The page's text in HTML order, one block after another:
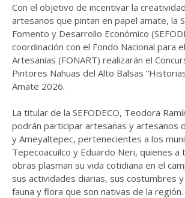
Con el objetivo de incentivar la
artesanos que pintan en papel amate, la
Fomento y Desarrollo Económico
coordinación con el Fondo Nacional para
Artesanías (FONART) realizarán el
Pintores Nahuas del Alto Balsas
Amate 2026.
La titular de la SEFODECO, Teodora
podrán participar artesanas y artesanos
y Ameyaltepec, pertenecientes a los
Tepecoacuilco y Eduardo Neri, quienes a
obras plasman su vida cotidiana en el
sus actividades diarias, sus costumbres
fauna y flora que son nativas de la región.